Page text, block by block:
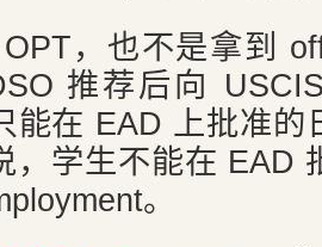
，也不是拿到
推荐后向
能在 EAD 上批准的
，学生不能在 EAD
。